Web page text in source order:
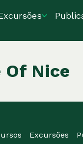
Of Nice
Excursões